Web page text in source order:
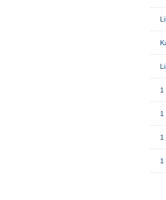
1
1
1
1